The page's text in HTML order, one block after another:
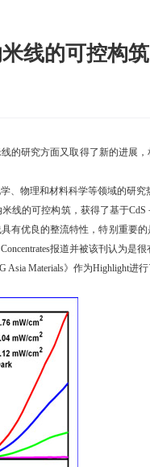
线的可控构筑
的研究方面又取得了新的进展
、物理和材料科学等领域的研究
米线的可控构筑，获得了基于CdS
有优良的整流特性，特别重要
报道并被该刊认为是很
Asia Materials》作为Highlight进行